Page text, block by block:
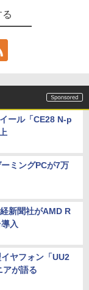
ール「CE28 N-p
ミングPCが7万
新聞社がAMD R
入
ヤフォン「UU2
アが語る